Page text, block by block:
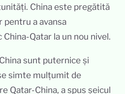
China este pregătită
pentru a avansa
Qatar la un nou nivel.
sunt puternice și
simte mulțumit de
Qatar-China, a spus șeicul